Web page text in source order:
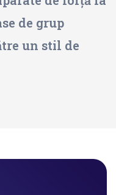
de grup
un stil de